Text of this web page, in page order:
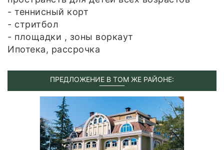
- теннисный корт
- стритбол
- площадки , зоны воркаут
Ипотека, рассрочка
ПРЕДЛОЖЕНИЕ В ТОМ ЖЕ РАЙОНЕ: